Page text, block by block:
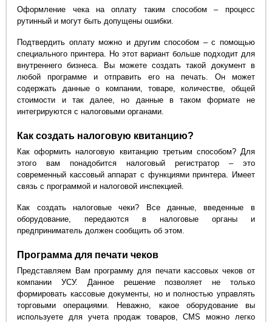
Оформление чека на оплату таким способом – процесс
рутинный и могут быть допущены ошибки.
Подтвердить оплату можно и другим способом – с помощью
специального принтера. Но этот вариант больше подходит для
внутреннего бизнеса. Вы можете создать такой документ в
любой программе и отправить его на печать. Он может
содержать данные о компании, товаре, количестве, общей
стоимости и так далее, но данные в таком формате не
интегрируются с налоговыми органами.
Как создать налоговую квитанцию?
Как оформить налоговую квитанцию третьим способом? Для
этого вам понадобится налоговый регистратор – это
современный кассовый аппарат с функциями принтера. Имеет
связь с программой и налоговой инспекцией.
Как создать налоговые чеки? Все данные, введенные в
оборудование, передаются в налоговые органы и
предприниматель должен сообщить об этом.
Программа для печати чеков
Представляем Вам программу для печати кассовых чеков от
компании УСУ. Данное решение позволяет не только
формировать кассовые документы, но и полностью управлять
торговыми операциями. Неважно, какое оборудование вы
используете для учета продаж товаров, CMS можно легко